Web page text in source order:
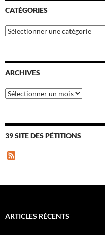
CATÉGORIES
Catégories
ARCHIVES
Archives
39 SITE DES PÉTITIONS
ARTICLES RÉCENTS